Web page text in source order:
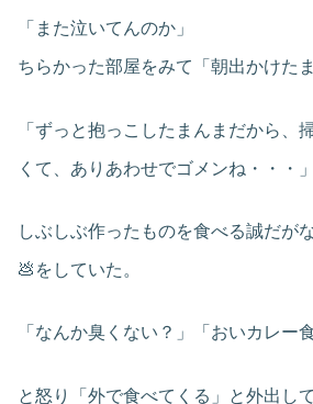
「また泣いてんのか」
ちらかった部屋をみて「朝出かけた
「ずっと抱っこしたまんまだから、
くて、ありあわせでゴメンね・・・
しぶしぶ作ったものを食べる誠だが
💩をしていた。
「なんか臭くない？」「おいカレー
と怒り「外で食べてくる」と外出し